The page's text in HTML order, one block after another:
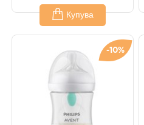
Купува
-10%